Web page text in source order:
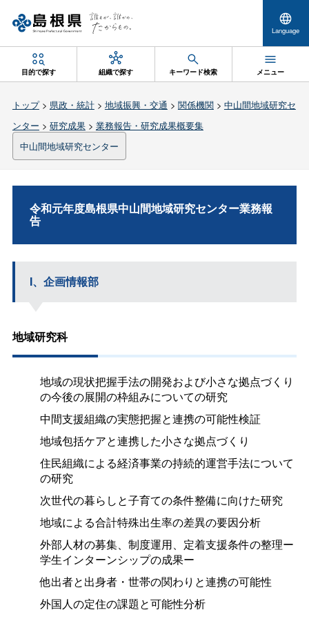
Language
目的で探す 組織で探す キーワード検索 メニュー
トップ> 県政・統計> 地域振興・交通 > 関係機関> 中山間地域研究セ
ンター > 研究成果> 業務報告・研究成果概要集
中山間地域研究センター
令和元年度島根県中山間地域研究センター業務報
告
I、企画情報部
地域研究科
地域の現状把握手法の開発および小さな拠点づくり
の今後の展開の枠組みについての研究
中間支援組織の実態把握と連携の可能性検証
地域包括ケアと連携した小さな拠点づくり
住民組織による経済事業の持続的運営手法について
の研究
次世代の暮らしと子育ての条件整備に向けた研究
地域による合計特殊出生率の差異の要因分析
外部人材の募集、制度運用、定着支援条件の整理ー
学生インターンシップの成果ー
他出者と出身者・世帯の関わりと連携の可能性
外国人の定住の課題と可能性分析